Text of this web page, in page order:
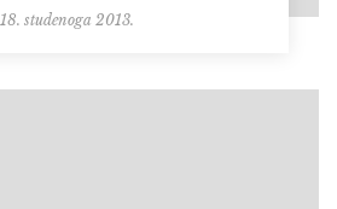
18. studenoga 2013.